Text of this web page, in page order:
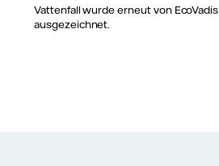
Vattenfall wurde erneut von
ausgezeichnet.